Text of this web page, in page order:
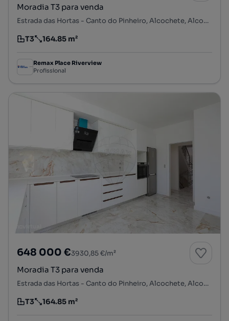
Moradia T3 para venda
Estrada das Hortas - Canto do Pinheiro, Alcochete, Alcochete, Setúbal
Tipologia
T3
Preço por metro quadrado
164.85 m²
Remax Place Riverview
Profissional
648 000 €3930,85 €/m²
Moradia T3 para venda
Estrada das Hortas - Canto do Pinheiro, Alcochete, Alcochete, Setúbal
Tipologia
T3
Preço por metro quadrado
164.85 m²